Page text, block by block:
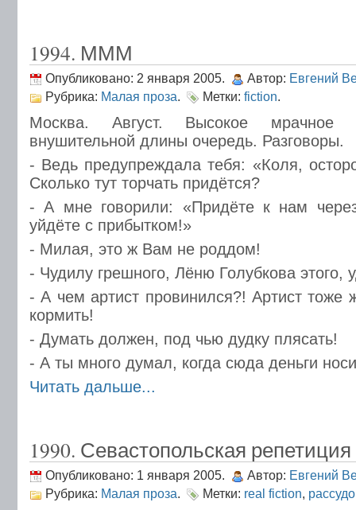
1994. МММ
Опубликовано: 2 января 2005. Автор: Евгений
Рубрика: Малая проза. Метки: fiction.
Москва. Август. Высокое
внушительной длины очередь. Разговоры.
- Ведь предупреждала тебя: «Коля,
Сколько тут торчать придётся?
- А мне говорили: «Придёте к нам
уйдёте с прибытком!»
- Милая, это ж Вам не роддом!
- Чудилу грешного, Лёню Голубкова этого,
- А чем артист провинился?! Артист тоже
кормить!
- Думать должен, под чью дудку плясать!
- А ты много думал, когда сюда деньги
Читать дальше...
1990. Севастопольская репетиция
Опубликовано: 1 января 2005. Автор: Евгений
Рубрика: Малая проза. Метки: real fiction,